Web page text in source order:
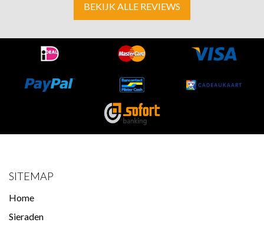
BEKIJK ALLE REVIEWS
SITEMAP
Home
Sieraden